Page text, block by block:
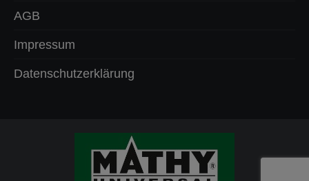
in
Fenster
FensterFenster
AGB
Impressum
Datenschutzerklärung